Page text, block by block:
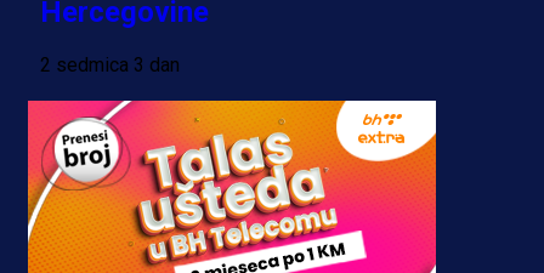
Hercegovine
2 sedmica 3 dan